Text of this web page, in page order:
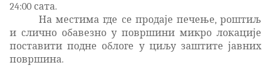
24:00 сата.
На местима где се продаје печење, роштиљ
и слично обавезно у површини микро локације
поставити подне облоге у циљу заштите јавних
површина.